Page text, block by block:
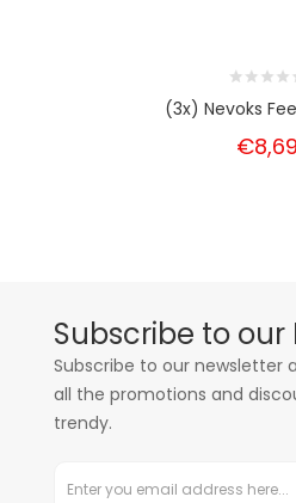
(3x) Nevoks
€8,69
Subscribe to
Subscribe to our newsletter
all the promotions and
trendy.